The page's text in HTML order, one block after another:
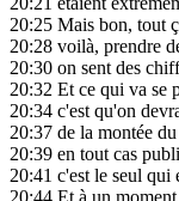
20:25 Mais bon, tout
20:28 voilà, prendre
20:30 on sent des
20:32 Et ce qui va se
20:34 c'est qu'on
20:37 de la montée
20:39 en tout cas
20:41 c'est le seul qui